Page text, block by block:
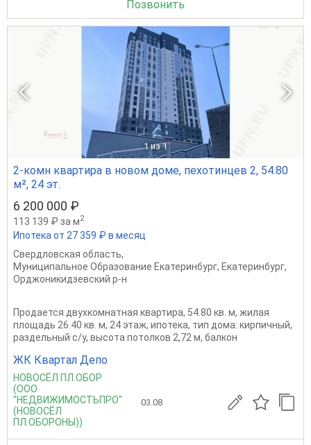
Позвонить
1 из 1
2-комн квартира в новом доме, пехотинцев 2, 54.80
м², 24 эт.
6 200 000 ₽
113 139 ₽ за м2
Ипотека от 27 359 ₽ в месяц
Свердловская область,
Муниципальное Образование Екатеринбург, Екатеринбург,
Орджоникидзевский р-н
Продается двухкомнатная квартира, 54.80 кв. м, жилая
площадь 26.40 кв. м, 24 этаж, ипотека, тип дома: кирпичный,
раздельный с/у, высота потолков 2,72 м, балкон
ЖК Квартал Депо
НОВОСЁЛ ПЛ.ОБОР
(ООО
"НЕДВИЖИМОСТЬПРО"
(НОВОСЁЛ
ПЛ.ОБОРОНЫ))
03.08